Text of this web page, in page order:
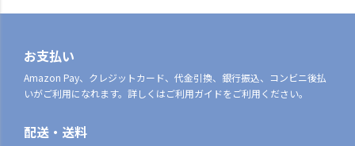
お支払い
Amazon Pay、クレジットカード、代金引換、銀行振込、コンビニ後払
いがご利用になれます。詳しくはご利用ガイドをご利用ください。
配送・送料